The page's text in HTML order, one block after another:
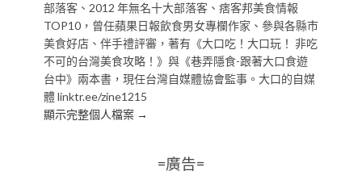
部落客、2012 年無名十大部落客、痞客邦美食情報
TOP10，曾任蘋果日報飲食男女專欄作家、參與各縣市
美食好店、伴手禮評審，著有《大口吃！大口玩！ 非吃
不可的台灣美食攻略！》與《巷弄隱食-跟著大口食遊
台中》兩本書，現任台灣自媒體協會監事。大口的自媒
體 linktr.ee/zine1215
顯示完整個人檔案 →
=廣告=